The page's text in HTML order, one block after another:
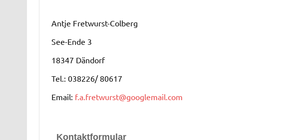
Antje Fretwurst-Colberg
See-Ende 3
18347 Dändorf
Tel.: 038226/ 80617
Email: f.a.fretwurst@googlemail.com